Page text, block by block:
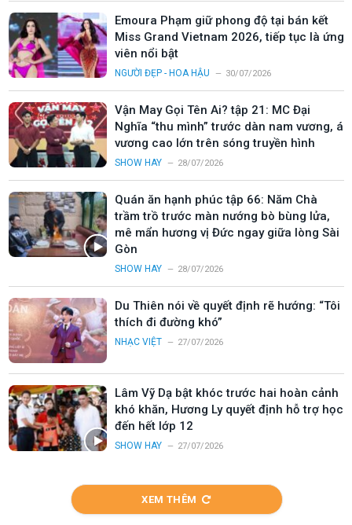
Emoura Phạm giữ phong độ tại bán kết
Miss Grand Vietnam 2026, tiếp tục là ứng
viên nổi bật
NGƯỜI ĐẸP - HOA HẬU 30/07/2026
Vận May Gọi Tên Ai? tập 21: MC Đại
Nghĩa “thu mình” trước dàn nam vương, á
vương cao lớn trên sóng truyền hình
SHOW HAY 28/07/2026
Quán ăn hạnh phúc tập 66: Năm Chà
trầm trồ trước màn nướng bò bùng lửa,
mê mẩn hương vị Đức ngay giữa lòng Sài
Gòn
SHOW HAY 28/07/2026
Du Thiên nói về quyết định rẽ hướng: “Tôi
thích đi đường khó”
NHẠC VIỆT 27/07/2026
Lâm Vỹ Dạ bật khóc trước hai hoàn cảnh
khó khăn, Hương Ly quyết định hỗ trợ học
đến hết lớp 12
SHOW HAY 27/07/2026
XEM THÊM